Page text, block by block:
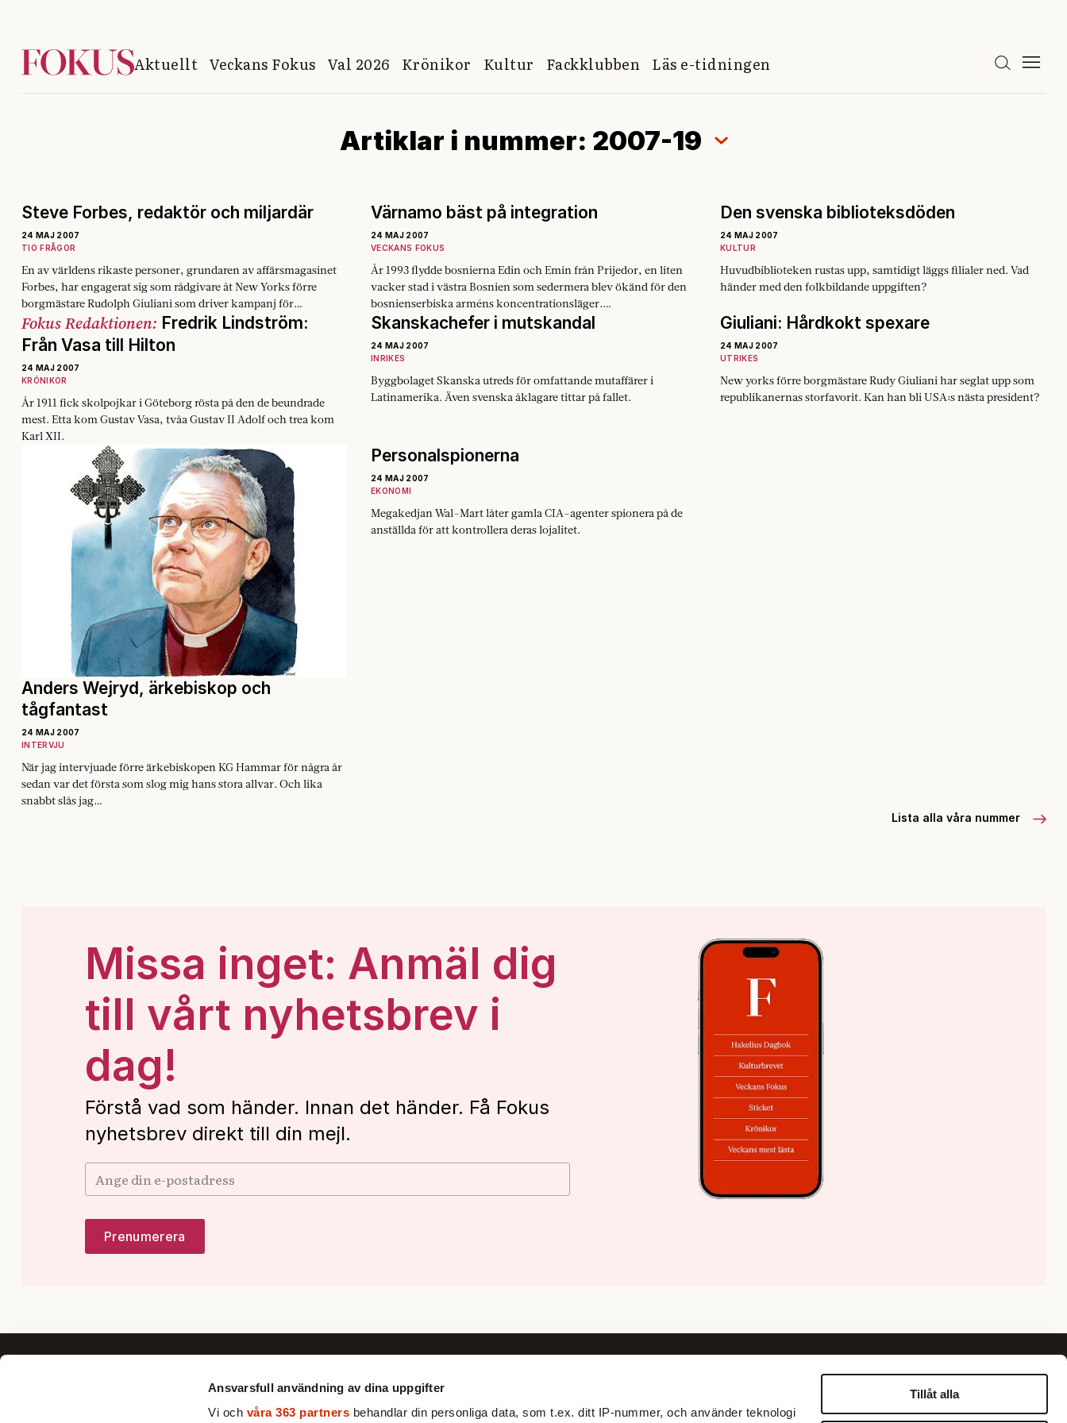
Ansvarsfull användning av dina uppgifter
Vi och våra 363 partners behandlar din personliga data, som t.ex. ditt IP-nummer, och använder teknologi
Tillåt alla
Aktuellt Veckans Fokus Val 2026 Krönikor Kultur Fackklubben Läs e-tidningen
Artiklar i nummer: 2007-19
Steve Forbes, redaktör och miljardär
24 MAJ 2007
TIO FRÅGOR
En av världens rikaste personer, grundaren av affärsmagasinet
Forbes, har engagerat sig som rådgivare åt New Yorks förre
borgmästare Rudolph Giuliani som driver kampanj för…
Värnamo bäst på integration
24 MAJ 2007
VECKANS FOKUS
År 1993 flydde bosnierna Edin och Emin från Prijedor, en liten
vacker stad i västra Bosnien som sedermera blev ökänd för den
bosnienserbiska arméns koncentrationsläger.…
Den svenska biblioteksdöden
24 MAJ 2007
KULTUR
Huvudbiblioteken rustas upp, samtidigt läggs filialer ned. Vad
händer med den folkbildande uppgiften?
Fokus Redaktionen: Fredrik Lindström:
Från Vasa till Hilton
24 MAJ 2007
KRÖNIKOR
År 1911 fick skolpojkar i Göteborg rösta på den de beundrade
mest. Etta kom Gustav Vasa, tvåa Gustav II Adolf och trea kom
Karl XII.
Skanskachefer i mutskandal
24 MAJ 2007
INRIKES
Byggbolaget Skanska utreds för omfattande mutaffärer i
Latinamerika. Även svenska åklagare tittar på fallet.
Giuliani: Hårdkokt spexare
24 MAJ 2007
UTRIKES
New yorks förre borgmästare Rudy Giuliani har seglat upp som
republikanernas storfavorit. Kan han bli USA:s nästa president?
Anders Wejryd, ärkebiskop och
tågfantast
24 MAJ 2007
INTERVJU
När jag intervjuade förre ärkebiskopen KG Hammar för några år
sedan var det första som slog mig hans stora allvar. Och lika
snabbt slås jag…
Personalspionerna
24 MAJ 2007
EKONOMI
Megakedjan Wal-Mart låter gamla CIA-agenter spionera på de
anställda för att kontrollera deras lojalitet.
Lista alla våra nummer
Missa inget: Anmäl dig
till vårt nyhetsbrev i
dag!
Förstå vad som händer. Innan det händer. Få Fokus
nyhetsbrev direkt till din mejl.
Information